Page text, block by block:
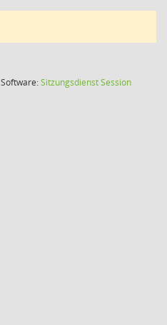
Software:SitzungsdienstSession(Wird in